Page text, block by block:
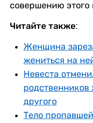
совершению этого
Читайте также:
Женщина
жениться на
Невеста
другого
Тело